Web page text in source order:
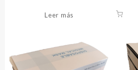
original
Leer más